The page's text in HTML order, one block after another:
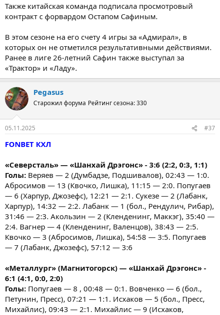
Также китайская команда подписала просмотровый
контракт с форвардом Остапом Сафиным.
В этом сезоне на его счету 4 игры за «Адмирал», в
которых он не отметился результативными действиями.
Ранее в лиге 26-летний Сафин также выступал за
«Трактор» и «Ладу».
Pegasus
Старожил форума Рейтинг сезона: 330
05.11.2025 #37
FONBET КХЛ
«Северсталь» — «Шанхай Дрэгонс» - 3:6 (2:2, 0:3, 1:1)
Голы: Веряев — 2 (Думбадзе, Подшивалов), 02:43 — 1:0.
Абросимов — 13 (Квочко, Лишка), 11:15 — 2:0. Попугаев
— 6 (Харпур, Джозефс), 12:21 — 2:1. Сукезе — 2 (Лабанк,
Харпур), 14:32 — 2:2. Лабанк — 1 (бол., Рендулич, Рибар),
31:46 — 2:3. Акользин — 2 (Кленденинг, Маккэг), 35:40 —
2:4. Вагнер — 4 (Кленденинг, Валенцов), 38:43 — 2:5.
Квочко — 3 (Абросимов, Лишка), 54:58 — 3:5. Попугаев
— 7 (Лабанк, Джозефс), 57:12 — 3:6
«Металлург» (Магнитогорск) — «Шанхай Дрэгонс» -
6:1 (4:1, 0:0, 2:0)
Голы: Попугаев — 8 , 00:48 — 0:1. Вовченко — 6 (бол.,
Петунин, Пресс), 07:21 — 1:1. Исхаков — 5 (бол., Пресс,
Михайлис), 09:43 — 2:1. Михайлис — 9 (Исхаков,